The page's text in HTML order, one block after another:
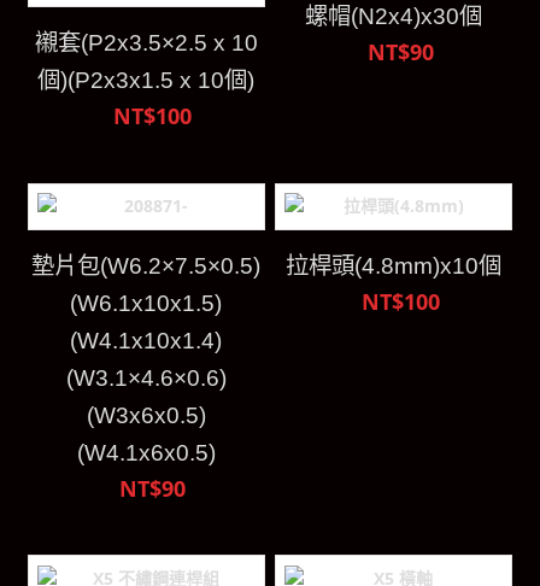
襯套(P2x3.5×2.5 x 10
個)(P2x3x1.5 x 10個)
NT$100
螺帽(N2x4)x30個
NT$90
墊片包(W6.2×7.5×0.5)
(W6.1x10x1.5)
(W4.1x10x1.4)
(W3.1×4.6×0.6)
(W3x6x0.5)
(W4.1x6x0.5)
NT$90
拉桿頭(4.8mm)x10個
NT$100